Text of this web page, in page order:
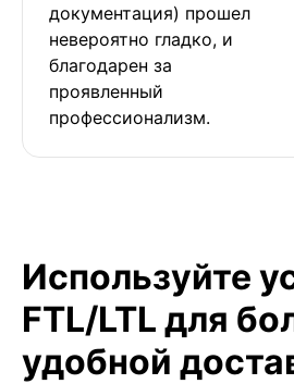
документация) прошел
невероятно гладко, и
благодарен за
проявленный
профессионализм.
Используйте
FTL/LTL для
удобной